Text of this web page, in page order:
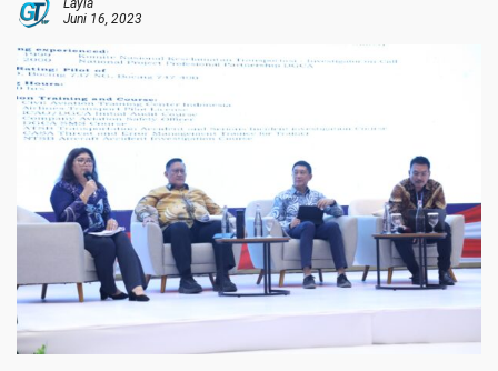
Layla
Juni 16, 2023